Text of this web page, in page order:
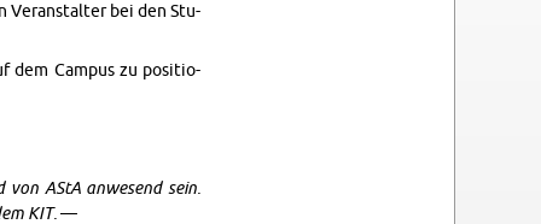
Ver­an­stal­ter bei den Stu­
dem Cam­pus zu po­si­tio­
AStA an­we­send sein.
KIT. —